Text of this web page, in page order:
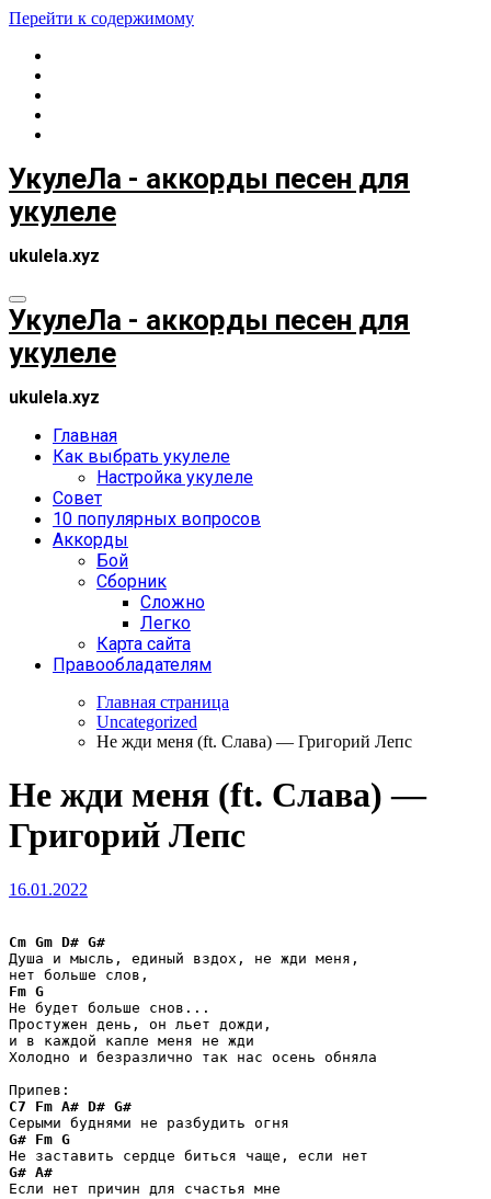
Перейти к содержимому
УкулеЛа - аккорды песен для
укулеле
ukulela.xyz
УкулеЛа - аккорды песен для
укулеле
ukulela.xyz
Главная
Как выбрать укулеле
Настройка укулеле
Совет
10 популярных вопросов
Аккорды
Бой
Сборник
Сложно
Легко
Карта сайта
Правообладателям
Главная страница
Uncategorized
Не жди меня (ft. Слава) — Григорий Лепс
Не жди меня (ft. Слава) —
Григорий Лепс
16.01.2022
Cm Gm D# G#
Душа и мысль, единый вздох, не жди меня,
Fm G
Не будет больше снов...
Простужен день, он льет дожди,
и в каждой капле меня не жди
Холодно и безразлично так нас осень обняла
C7
Fm A# D# G#
G# Fm G
G# A#